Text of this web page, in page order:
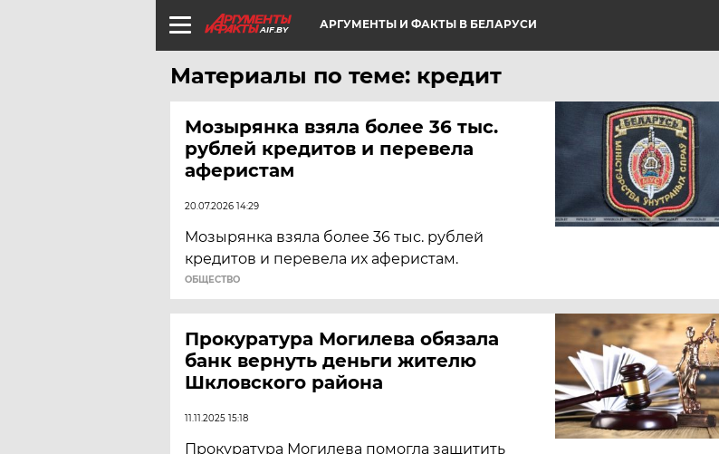
AIF.BY АРГУМЕНТЫ И ФАКТЫ В БЕЛАРУСИ
Материалы по теме: кредит
Мозырянка взяла более 36 тыс.
рублей кредитов и перевела
аферистам
20.07.2026 14:29
Мозырянка взяла более 36 тыс. рублей
кредитов и перевела их аферистам.
ОБЩЕСТВО
Прокуратура Могилева обязала
банк вернуть деньги жителю
Шкловского района
11.11.2025 15:18
Прокуратура Могилева помогла защитить